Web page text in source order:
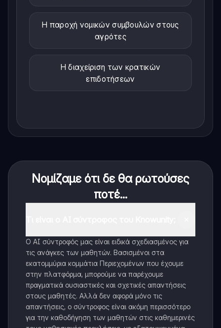
Η παροχή νομικών συμβουλών στους
αγρότες
Η διαχείριση των κρατικών
επιδοτήσεων
Νομίζαμε ότι δε θα ρωτούσες
ποτέ...
Ο AI σύντροφός μας είναι ειδικά σχεδιασμένος για
τις ανάγκες των μαθητών. Βασισμένοι στα
εκατομμύρια κομμάτια Περιεχομένων που έχουμε
στην πλατφόρμα, μπορούμε να παρέχουμε
πραγματικά ουσιαστικές και σχετικές απαντήσεις
στους μαθητές. Αλλά δεν αφορά μόνο τις
απαντήσεις, ο σύντροφος είναι ακόμη περισσότερο
για την καθοδήγηση των μαθητών στις καθημερινές